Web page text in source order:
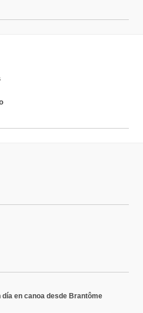
día en canoa desde Brantôme